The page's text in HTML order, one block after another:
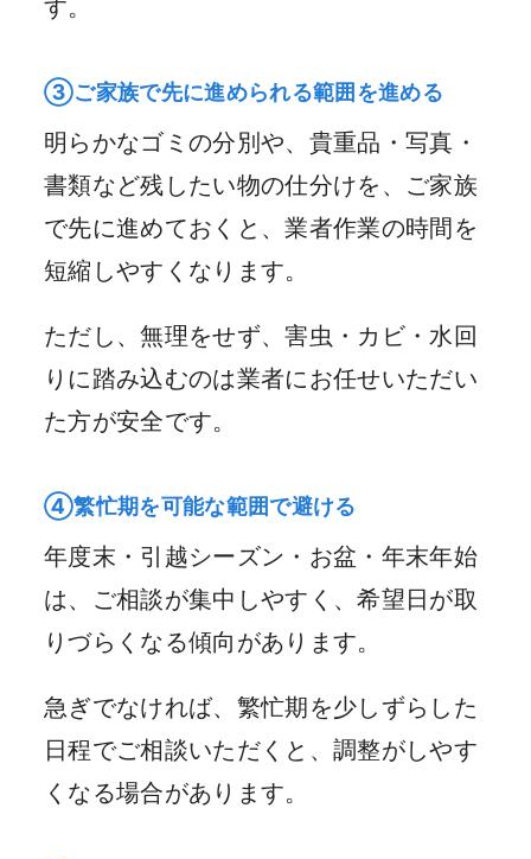
す。
③ご家族で先に進められる範囲を進める
明らかなゴミの分別や、貴重品・写真・
書類など残したい物の仕分けを、ご家族
で先に進めておくと、業者作業の時間を
短縮しやすくなります。
ただし、無理をせず、害虫・カビ・水回
りに踏み込むのは業者にお任せいただい
た方が安全です。
④繁忙期を可能な範囲で避ける
年度末・引越シーズン・お盆・年末年始
は、ご相談が集中しやすく、希望日が取
りづらくなる傾向があります。
急ぎでなければ、繁忙期を少しずらした
日程でご相談いただくと、調整がしやす
くなる場合があります。